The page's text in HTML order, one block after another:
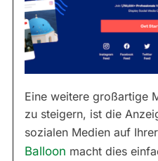
Eine weitere großartige
zu steigern, ist die
sozialen Medien auf
Balloon macht dies